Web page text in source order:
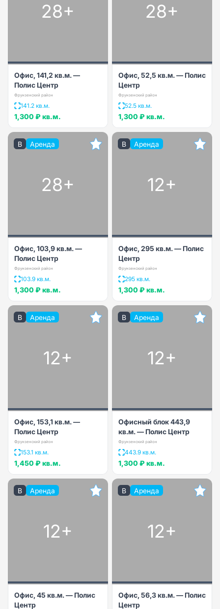
28+
Офис, 141,2 кв.м. —
Полис Центр
Фрунзенский район
141.2 кв.м.
1,300 ₽ кв.м.
28+
Офис, 52,5 кв.м. — Полис
Центр
Фрунзенский район
52.5 кв.м.
1,300 ₽ кв.м.
B Аренда
28+
Офис, 103,9 кв.м. —
Полис Центр
Фрунзенский район
103.9 кв.м.
1,300 ₽ кв.м.
B Аренда
12+
Офис, 295 кв.м. — Полис
Центр
Фрунзенский район
295 кв.м.
1,300 ₽ кв.м.
B Аренда
12+
Офис, 153,1 кв.м. —
Полис Центр
Фрунзенский район
153.1 кв.м.
1,450 ₽ кв.м.
B Аренда
12+
Офисный блок 443,9
кв.м. — Полис Центр
Фрунзенский район
443.9 кв.м.
1,300 ₽ кв.м.
B Аренда
12+
Офис, 45 кв.м. — Полис
Центр
B Аренда
12+
Офис, 56,3 кв.м. — Полис
Центр